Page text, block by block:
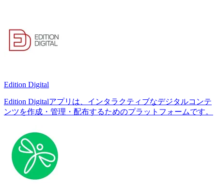
Edition Digital
Edition Digitalアプリは、インタラクティブなデジタルコンテ
ンツを作成・管理・配布するためのプラットフォームです。